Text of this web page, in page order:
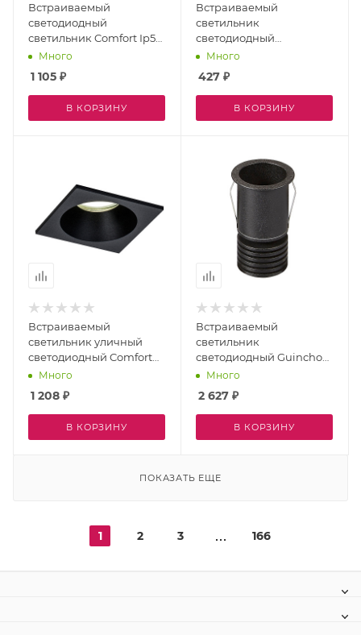
Встраиваемый
светодиодный
светильник Comfort Ip54
6811Много
1 105 ₽
В КОРЗИНУ
Встраиваемый
светильник
светодиодный
Lambordjini 6838
Много
427 ₽
В КОРЗИНУ
Встраиваемый
светильник уличный
светодиодный Comfort
Ip54 6813
Много
1 208 ₽
В КОРЗИНУ
Встраиваемый
светильник
светодиодный Guincho
6856Много
2 627 ₽
В КОРЗИНУ
ПОКАЗАТЬ ЕЩЕ
1 2 3 166